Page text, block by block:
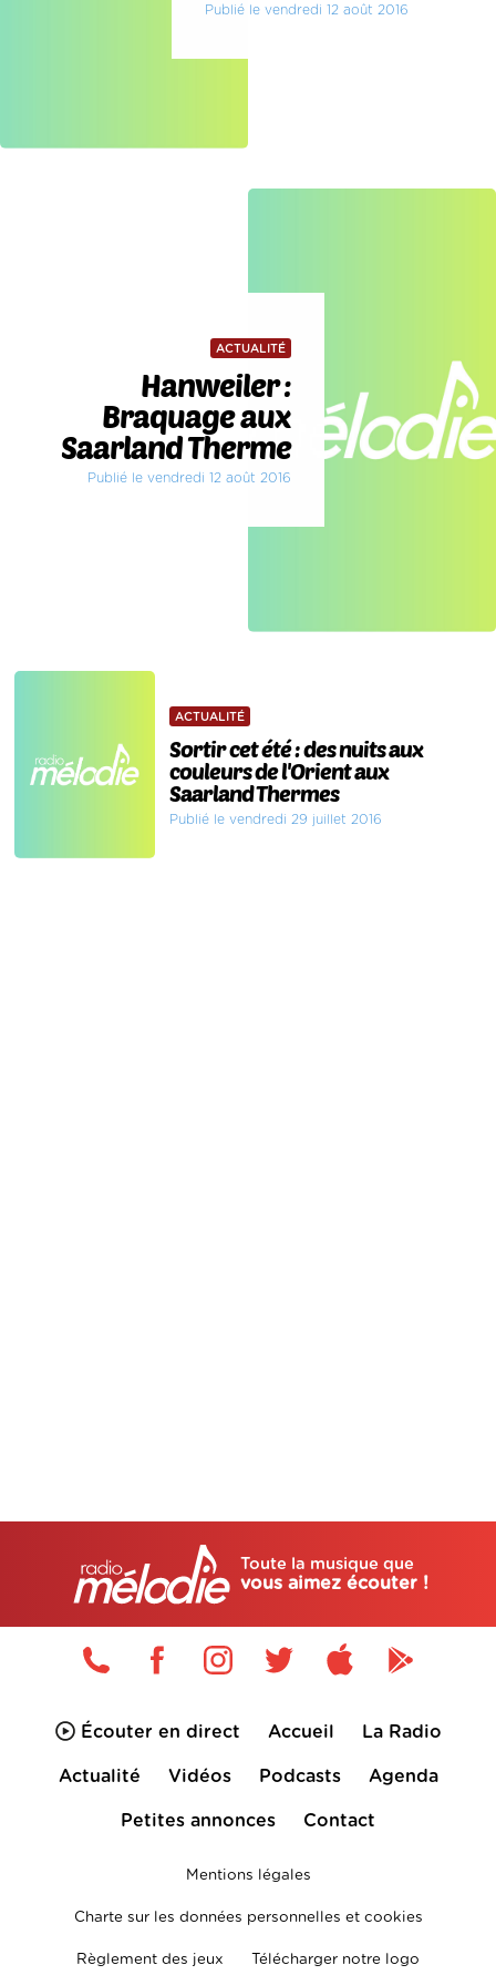
Publié le vendredi 12 août 2016
ACTUALITÉ
Hanweiler :
Braquage aux
Saarland Therme
Publié le vendredi 12 août 2016
ACTUALITÉ
Sortir cet été : des nuits aux
couleurs de l'Orient aux
Saarland Thermes
Publié le vendredi 29 juillet 2016
Toute la musique que
vous aimez écouter !
Écouter en direct Accueil La Radio
Actualité Vidéos Podcasts Agenda
Petites annonces Contact
Mentions légales
Charte sur les données personnelles et cookies
Règlement des jeux Télécharger notre logo